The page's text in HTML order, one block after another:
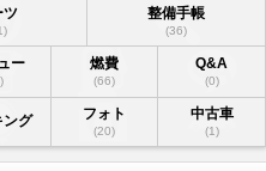
ツ 整備手帳
(36)
ー 燃費
(66)
Q&A
(0)
ング フォト
(20)
中古車
(1)